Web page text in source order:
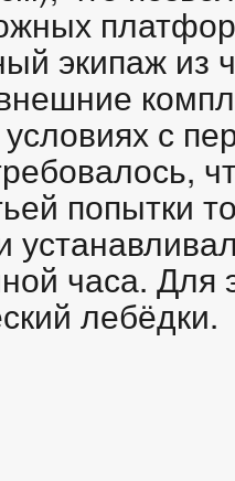
экипаж из
с
попытки
часа. Для
лебёдки.